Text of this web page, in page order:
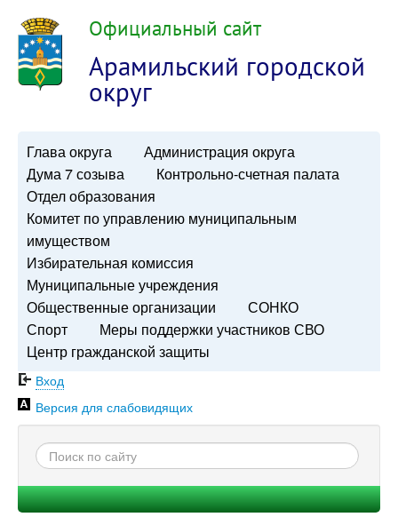
Официальный сайт
Арамильский городской
округ
Глава округа
Администрация округа
Дума 7 созыва
Контрольно-счетная палата
Отдел образования
Комитет по управлению муниципальным
имуществом
Избирательная комиссия
Муниципальные учреждения
Общественные организации
СОНКО
Спорт
Меры поддержки участников СВО
Центр гражданской защиты
Вход
Версия для слабовидящих